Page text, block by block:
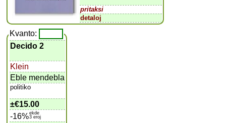
pritaksi
detaloj
Kvanto:
Decido 2
Klein
Eble mendebla
politiko
±€15.00
-16%ekde
3 eroj